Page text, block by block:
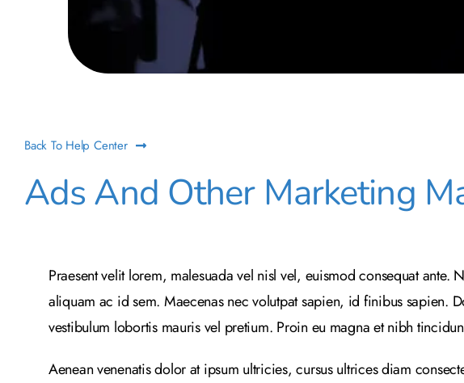
Back To Help Center
Ads And Other Marketing
Praesent velit lorem, malesuada vel nisl vel, euismod consequat
aliquam ac id sem. Maecenas nec volutpat sapien, id finibus sapien.
vestibulum lobortis mauris vel pretium. Proin eu magna et nibh
Aenean venenatis dolor at ipsum ultricies, cursus ultrices diam